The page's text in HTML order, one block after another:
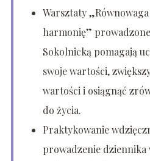
Warsztaty
harmonię”
Sokolnicką pomagają
swoje wartości,
wartości i osiągnąć
do życia.
Praktykowanie
prowadzenie dziennika